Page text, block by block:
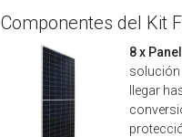
Componentes del Kit
8 x
solución
llegar